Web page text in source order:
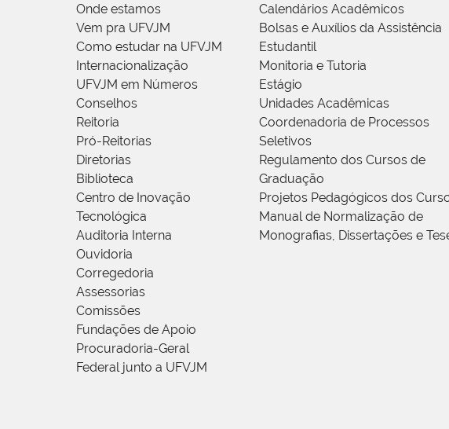
Onde estamos
Vem pra UFVJM
Como estudar na UFVJM
Internacionalização
UFVJM em Números
Conselhos
Reitoria
Pró-Reitorias
Diretorias
Biblioteca
Centro de Inovação
Tecnológica
Auditoria Interna
Ouvidoria
Corregedoria
Assessorias
Comissões
Fundações de Apoio
Procuradoria-Geral
Federal junto a UFVJM
Calendários Acadêmicos
Bolsas e Auxílios da Assistência
Estudantil
Monitoria e Tutoria
Estágio
Unidades Acadêmicas
Coordenadoria de Processos
Seletivos
Regulamento dos Cursos de
Graduação
Projetos Pedagógicos dos
Manual de Normalização de
Monografias, Dissertações e